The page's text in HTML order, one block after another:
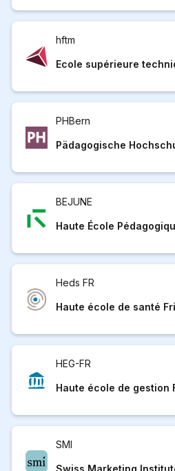
hftm
Ecole supérieure
PHBern
Pädagogische
BEJUNE
Haute École
Heds FR
Haute école de santé
HEG-FR
Haute école de gestion
SMI
Swiss Marketing